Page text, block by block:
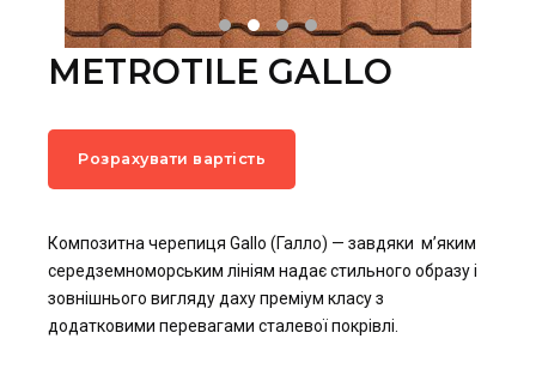
METROTILE GALLO
Розрахувати вартість
Композитна черепиця Gallo (Галло) — завдяки м’яким
середземноморським лініям надає стильного образу і
зовнішнього вигляду даху преміум класу з
додатковими перевагами сталевої покрівлі.